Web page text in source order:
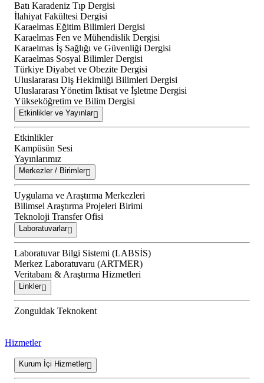
Batı Karadeniz Tıp Dergisi
İlahiyat Fakültesi Dergisi
Karaelmas Eğitim Bilimleri Dergisi
Karaelmas Fen ve Mühendislik Dergisi
Karaelmas İş Sağlığı ve Güvenliği Dergisi
Karaelmas Sosyal Bilimler Dergisi
Türkiye Diyabet ve Obezite Dergisi
Uluslararası Diş Hekimliği Bilimleri Dergisi
Uluslararası Yönetim İktisat ve İşletme Dergisi
Yükseköğretim ve Bilim Dergisi
Etkinlikler ve Yayınlar
Etkinlikler
Kampüsün Sesi
Yayınlarımız
Merkezler / Birimler
Uygulama ve Araştırma Merkezleri
Bilimsel Araştırma Projeleri Birimi
Teknoloji Transfer Ofisi
Laboratuvarlar
Laboratuvar Bilgi Sistemi (LABSİS)
Merkez Laboratuvaru (ARTMER)
Veritabanı & Araştırma Hizmetleri
Linkler
Zonguldak Teknokent
Hizmetler
Kurum İçi Hizmetler